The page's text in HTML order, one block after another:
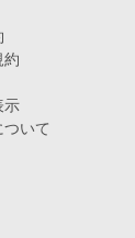
約
示
いて